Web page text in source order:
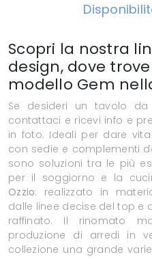
Scopri la nostra
design, dove
modello Gem
Se desideri un tavolo
contattaci e ricevi info e
in foto. Ideali per dare
con sedie e complementi
sono soluzioni tra le più
per il soggiorno e la
Ozzio: realizzato in
dalle linee decise del top e
raffinato. Il rinomato
produzione di arredi in
collezione una grande